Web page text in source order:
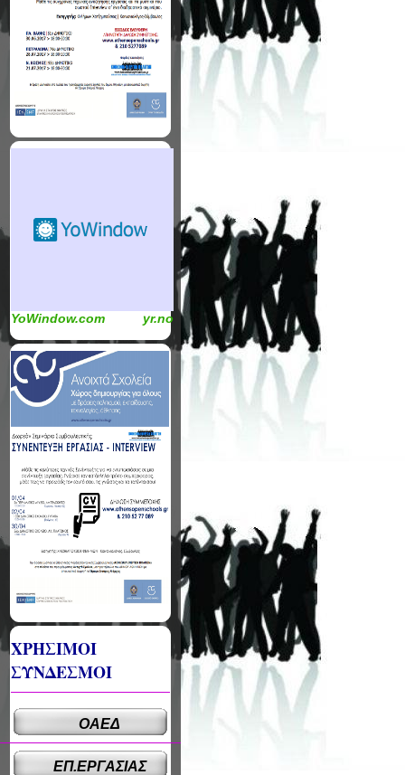
YoWindow.com yr.no
ΧΡΗΣΙΜΟΙ
ΣΥΝΔΕΣΜΟΙ
ΟΑΕΔ
ΕΠ.ΕΡΓΑΣΙΑΣ